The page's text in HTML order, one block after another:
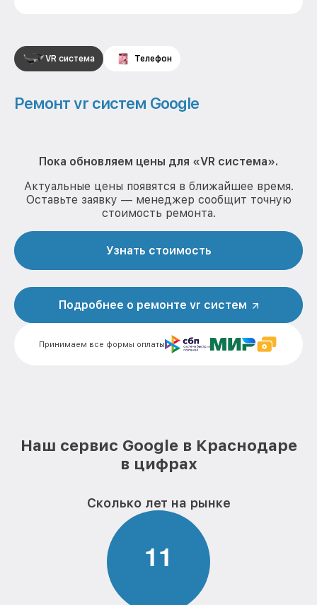
VR система Телефон
Ремонт vr систем Google
Пока обновляем цены для «VR система».
Актуальные цены появятся в ближайшее время.
Оставьте заявку — менеджер сообщит точную
стоимость ремонта.
Узнать стоимость
Принимаем все формы оплаты
Подробнее о ремонте vr систем
Наш сервис Google в Краснодаре
в цифрах
Сколько лет на рынке
11